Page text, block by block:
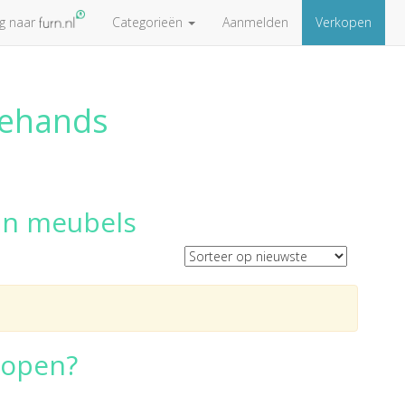
naar Categorieën Aanmelden Verkopen
meubels